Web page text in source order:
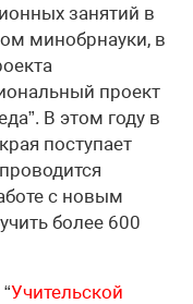
занятий в
минобрнауки, в
проект
В этом году в
поступает
с новым
более 600
Учительской